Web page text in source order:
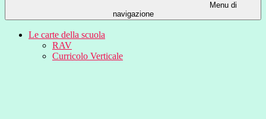
Menu di
navigazione
Le carte della scuola
RAV
Curricolo Verticale